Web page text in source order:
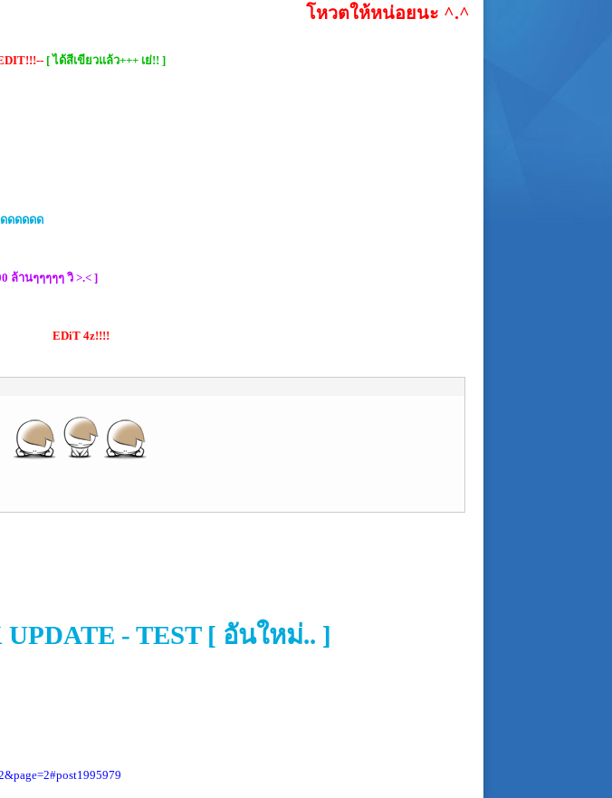
โหวตให้หน่อยนะ ^.^
[ ได้สีเขียวแล้ว+++ เย่!! ]
ดดดดดด
ล้านๆๆๆๆๆ วิ >.< ]
EDiT 4z!!!!
- TEST [ อันใหม่.. ]